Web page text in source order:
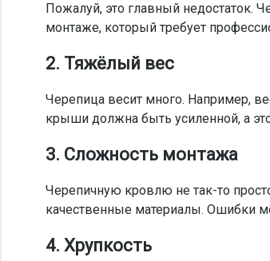
Пожалуй, это главный недостаток.
монтаже, который требует
2. Тяжёлый вес
Черепица весит много. Например,
крыши должна быть усиленной, а
3. Сложность монтажа
Черепичную кровлю не так-то
качественные материалы. Ошибки
4. Хрупкость